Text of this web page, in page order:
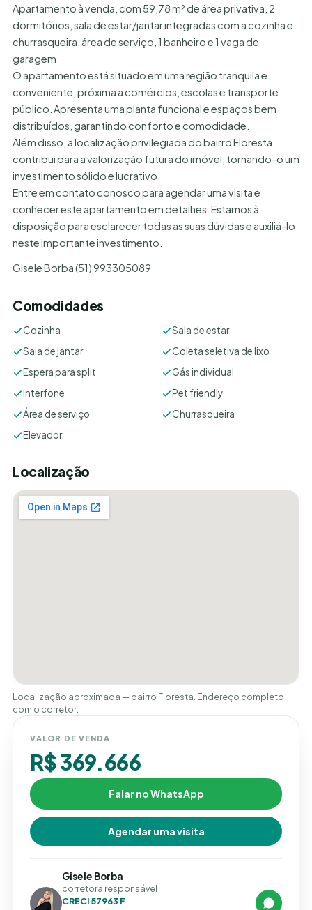
Apartamento à venda, com 59,78 m² de área privativa, 2
dormitórios, sala de estar/jantar integradas com a cozinha e
churrasqueira, área de serviço, 1 banheiro e 1 vaga de
garagem.
O apartamento está situado em uma região tranquila e
conveniente, próxima a comércios, escolas e transporte
público. Apresenta uma planta funcional e espaços bem
distribuídos, garantindo conforto e comodidade.
Além disso, a localização privilegiada do bairro Floresta
contribui para a valorização futura do imóvel, tornando-o um
investimento sólido e lucrativo.
Entre em contato conosco para agendar uma visita e
conhecer este apartamento em detalhes. Estamos à
disposição para esclarecer todas as suas dúvidas e auxiliá-lo
neste importante investimento.
Gisele Borba (51) 993305089
Comodidades
Cozinha
Sala de estar
Sala de jantar
Coleta seletiva de lixo
Espera para split
Gás individual
Interfone
Pet friendly
Área de serviço
Churrasqueira
Elevador
Localização
Localização aproximada — bairro Floresta. Endereço completo
com o corretor.
VALOR DE VENDA
R$ 369.666
Falar no WhatsApp
Agendar uma visita
Gisele Borba
corretora responsável
CRECI 57963 F